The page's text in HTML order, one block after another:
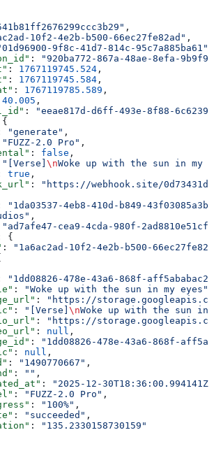
,
10f2-4e2b-b500-66ec27fe82ad" ,
9f8c-41d7-814c-95c7a885ba61"
:
"920ba772-867a-48ae-8efa-
: 1767119745.524 ,
: 1767119745.584 ,
: 1767119785.589 ,
40.005 ,
:
"eeae817d-d6ff-493e-8f88-
"generate" ,
"FUZZ-2.0 Pro" ,
: false ,
"[Verse] \nWoke up with the sun in my
true ,
:
"https://webhook.site/0d73431d-
"1da03537-4eb8-410d-b849-
,
"ad7afe47-cea9-4cda-980f-2ad8810e51cf"
{
:
"1a6ac2ad-10f2-4e2b-b500-
"1dd08826-478e-43a6-868f-
: "Woke up with the sun in my eyes"
:
"https://
: "[Verse] \nWoke up with the sun in
:
"https://
: null ,
:
"1dd08826-478e-43a6-868f-
: null ,
: "1490770667" ,
: "" ,
:
"2025-12-30T18:36:00.994141Z"
: "FUZZ-2.0 Pro" ,
: "100%" ,
: "succeeded" ,
:
"135.2330158730159"